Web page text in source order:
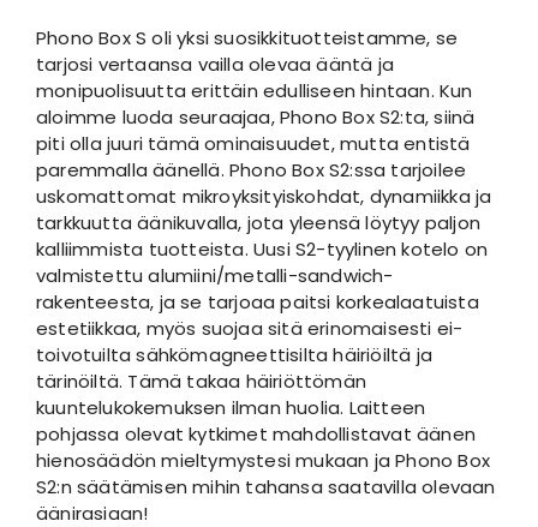
Phono Box S oli yksi suosikkituotteistamme, se
tarjosi vertaansa vailla olevaa ääntä ja
monipuolisuutta erittäin edulliseen hintaan. Kun
aloimme luoda seuraajaa, Phono Box S2:ta, siinä
piti olla juuri tämä ominaisuudet, mutta entistä
paremmalla äänellä. Phono Box S2:ssa tarjoilee
uskomattomat mikroyksityiskohdat, dynamiikka ja
tarkkuutta äänikuvalla, jota yleensä löytyy paljon
kalliimmista tuotteista. Uusi S2-tyylinen kotelo on
valmistettu alumiini/metalli-sandwich-
rakenteesta, ja se tarjoaa paitsi korkealaatuista
estetiikkaa, myös suojaa sitä erinomaisesti ei-
toivotuilta sähkömagneettisilta häiriöiltä ja
tärinöiltä. Tämä takaa häiriöttömän
kuuntelukokemuksen ilman huolia. Laitteen
pohjassa olevat kytkimet mahdollistavat äänen
hienosäädön mieltymystesi mukaan ja Phono Box
S2:n säätämisen mihin tahansa saatavilla olevaan
äänirasiaan!